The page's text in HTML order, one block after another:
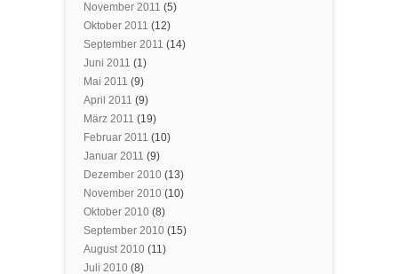
November 2011 (5)
Oktober 2011 (12)
September 2011 (14)
Juni 2011 (1)
Mai 2011 (9)
April 2011 (9)
März 2011 (19)
Februar 2011 (10)
Januar 2011 (9)
Dezember 2010 (13)
November 2010 (10)
Oktober 2010 (8)
September 2010 (15)
August 2010 (11)
Juli 2010 (8)